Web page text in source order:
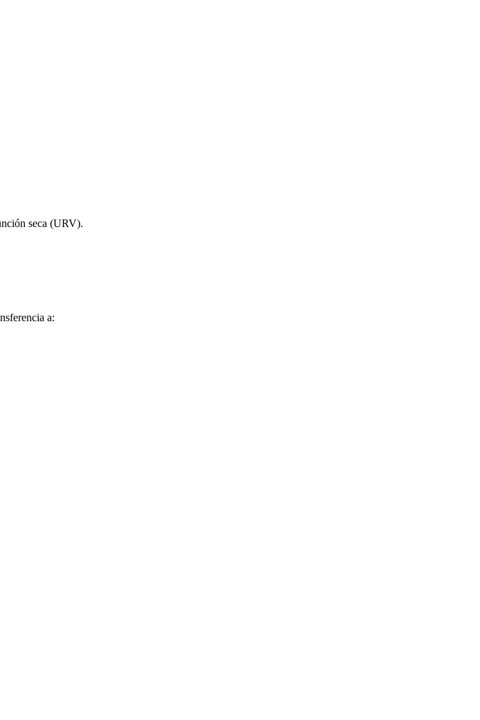
seca (URV).
a: